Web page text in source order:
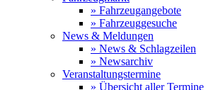
» Fahrzeugangebote
» Fahrzeuggesuche
News & Meldungen
» News & Schlagzeilen
» Newsarchiv
Veranstaltungstermine
» Übersicht aller Termine